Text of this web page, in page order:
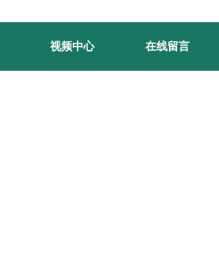
视频中心 在线留言